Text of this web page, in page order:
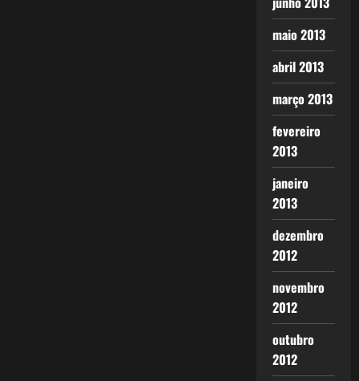
maio 2013
abril 2013
março 2013
fevereiro
2013
janeiro
2013
dezembro
2012
novembro
2012
outubro
2012